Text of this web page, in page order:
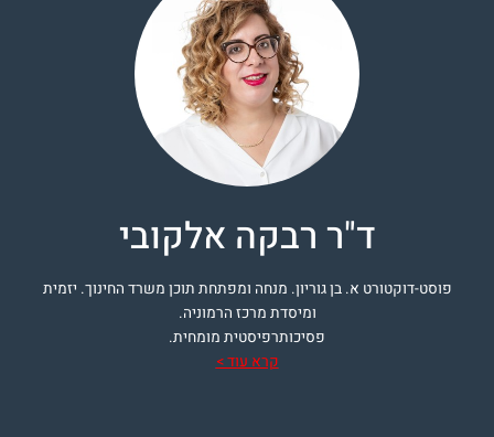
ד"ר רבקה אלקובי
פוסט-דוקטורט א. בן גוריון. מנחה ומפתחת תוכן משרד החינוך. יזמית
ומיסדת מרכז הרמוניה.
פסיכותרפיסטית מומחית.
קרא עוד >